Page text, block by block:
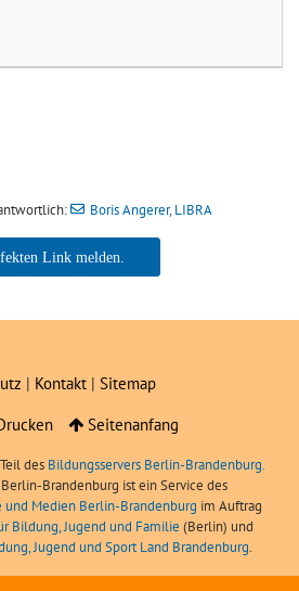
Boris Angerer, LIBRA
Angerer, LIBRA
| Kontakt | Sitemap
Seitenanfang
des Bildungsservers Berlin-Brandenburg.
Brandenburg ist ein Service des
und Medien Berlin-Brandenburg im Auftrag
Bildung, Jugend und Familie (Berlin) und
Jugend und Sport Land Brandenburg.